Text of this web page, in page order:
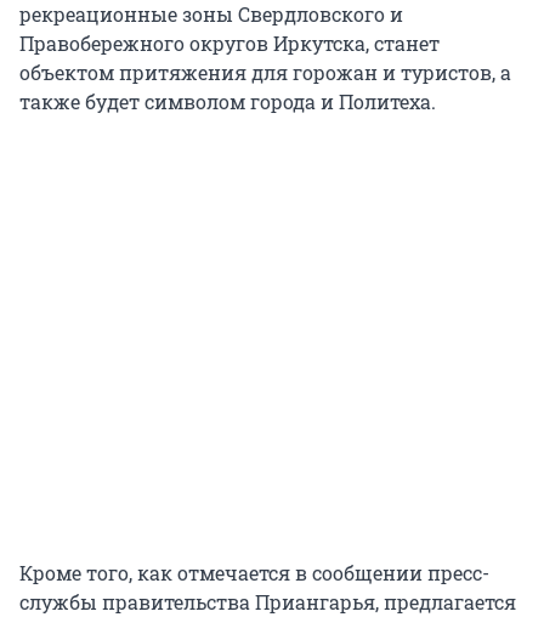
рекреационные зоны Свердловского и
Правобережного округов Иркутска, станет
объектом притяжения для горожан и туристов, а
также будет символом города и Политеха.
Кроме того, как отмечается в сообщении пресс-
службы правительства Приангарья, предлагается